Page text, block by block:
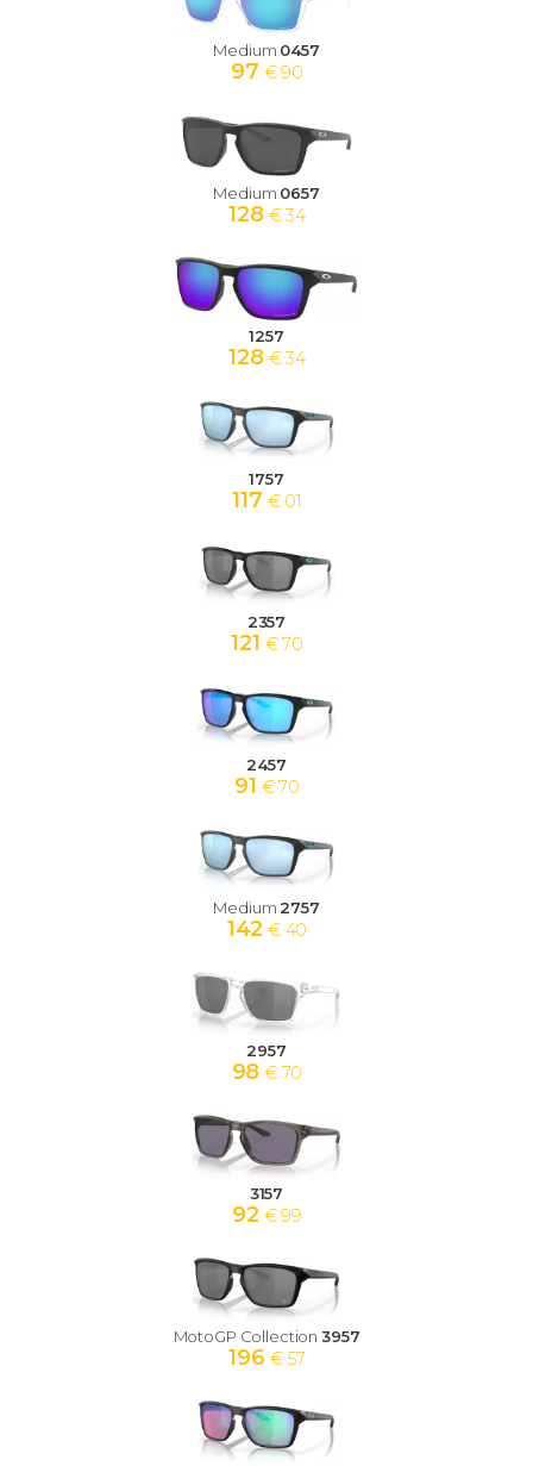
Medium 0457
97 € 90
Medium 0657
128 € 34
1257
128 € 34
1757
117 € 01
2357
121 € 70
2457
91 € 70
Medium 2757
142 € 40
2957
98 € 70
3157
92 € 99
MotoGP Collection3957
196 € 57